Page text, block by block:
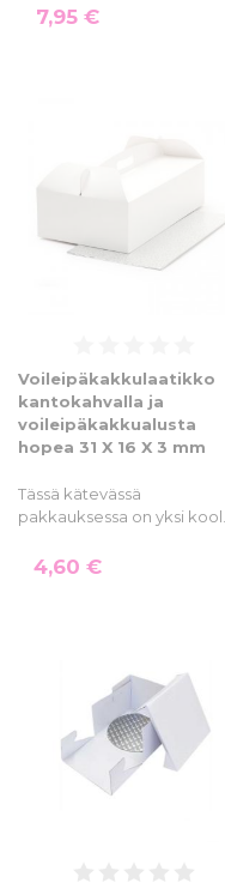
7,95 €
Voileipäkakkulaatikko
kantokahvalla ja
voileipäkakkualusta
hopea 31 X 16 X 3 mm
Tässä kätevässä
pakkauksessa on yksi kool…
4,60 €